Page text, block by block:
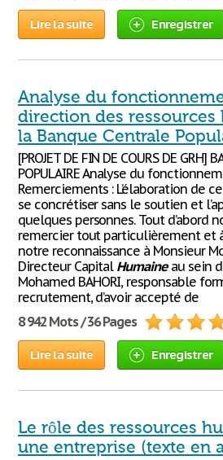
Lire la suite Enregistrer
Analyse du
direction des ressources
la Banque Centrale
[PROJET DE FIN DE COURS DE GRH]
POPULAIRE Analyse du
Remerciements : L’élaboration de
se concrétiser sans le soutien et
quelques personnes. Tout d’abord
remercier tout particulièrement et
notre reconnaissance à Monsieur
Directeur Capital Humaineau sein
Mohamed BAHORI, responsable
recrutement, d’avoir accepté de
8 942 Mots / 36 Pages
Lire la suite Enregistrer
Le rôle des ressources
une entreprise (texte en